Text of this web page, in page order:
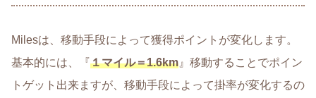
Milesは、移動手段によって獲得ポイントが変化します。
基本的には、『１マイル＝1.6km 』移動することでポイン
トゲット出来ますが、移動手段によって掛率が変化するの